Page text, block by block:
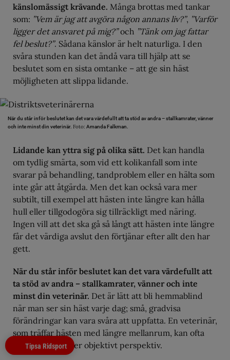
känslomässigt krävande. Många brottas med tankar
som: ”Vem är jag att avgöra någon annans liv?”, ”Varför
ligger det ansvaret på mig?”och ”Tänk om jag fattar
fel beslut?”. Sådana känslor är helt naturliga. I den
svåra stunden kan det ändå vara till hjälp att se
beslutet som en sista omtanke – att ge sin häst
möjligheten att slippa lidande.
När du står inför beslutet kan det vara värdefullt att ta stöd av andra – stallkamrater, vänner
och inte minst din veterinär. Foto: Amanda Falkman.
Lidande kan yttra sig på olika sätt. Det kan handla
om tydlig smärta, som vid ett kolikanfall som inte
svarar på behandling, tandproblem eller en hälta som
inte går att åtgärda. Men det kan också vara mer
subtilt, till exempel att hästen inte längre kan hålla
hull eller tillgodogöra sig tillräckligt med näring.
Ingen vill att det ska gå så långt att hästen inte längre
får det värdiga avslut den förtjänar efter allt den har
gett.
När du står inför beslutet kan det vara värdefullt att
ta stöd av andra – stallkamrater, vänner och inte
minst din veterinär. Det är lätt att bli hemmablind
när man ser sin häst varje dag; små, gradvisa
förändringar kan vara svåra att uppfatta. En veterinär,
som träffar hästen med längre mellanrum, kan ofta
bidra med ett mer objektivt perspektiv.
Tipsa Ridsport